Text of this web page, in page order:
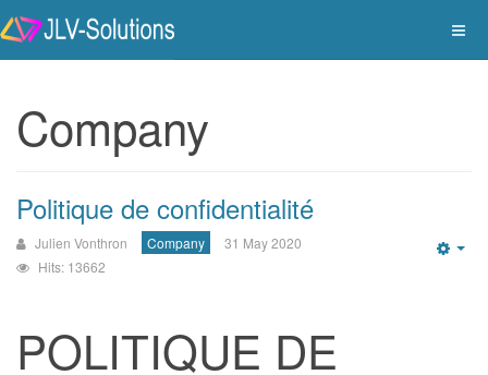
Company
Politique de confidentialité
Julien Vonthron Company
31 May 2020
Hits: 13662
POLITIQUE DE